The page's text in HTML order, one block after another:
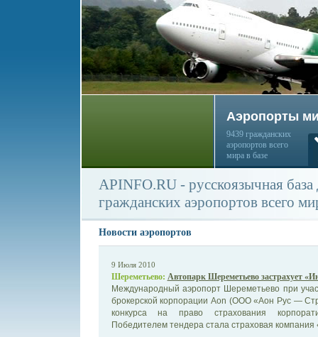
Аэропорты
9439 гражданских
аэропортов всего
мира в базе
APINFO.RU - русскоязычная
гражданских аэропортов всего
Новости аэропортов
9 Июля 2010
Шереметьево: Автопарк Шереметьево застрахует
Международный аэропорт Шереметьево при
брокерской корпорации Aon (ООО «Аон Рус —
конкурса на право страхования
Победителем тендера стала страховая компания